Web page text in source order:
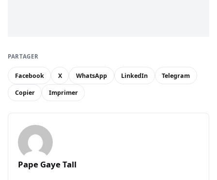
PARTAGER
Facebook X WhatsApp LinkedIn Telegram
Copier Imprimer
Pape Gaye Tall